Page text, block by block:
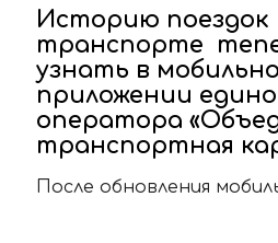
Историю поездок
транспорте
узнать в
приложении
оператора
транспортная
После обновления